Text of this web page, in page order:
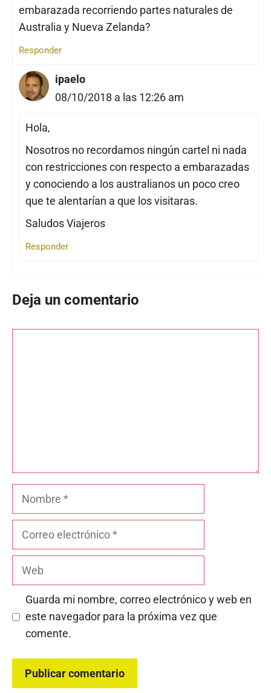
embarazada recorriendo partes naturales de
Australia y Nueva Zelanda?
Responder
ipaelo
08/10/2018 a las 12:26 am
Hola,
Nosotros no recordamos ningún cartel ni nada
con restricciones con respecto a embarazadas
y conociendo a los australianos un poco creo
que te alentarían a que los visitaras.
Saludos Viajeros
Responder
Deja un comentario
Nombre
Correo
Web
Guarda mi nombre, correo electrónico y web en
este navegador para la próxima vez que
comente.